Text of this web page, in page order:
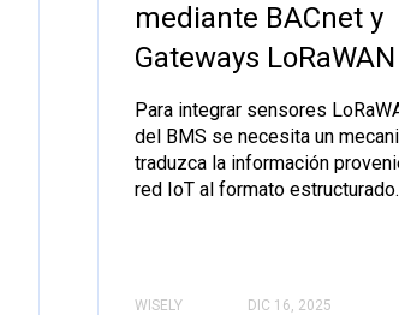
mediante BACnet y
Gateways LoRaWAN
Para integrar sensores
del BMS se necesita un
traduzca la información
red IoT al formato
WISELY DIC 16, 2025